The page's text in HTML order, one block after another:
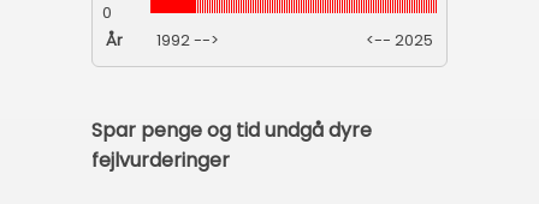
0
År
1992 --> <-- 2025
Spar penge og tid undgå dyre
fejlvurderinger